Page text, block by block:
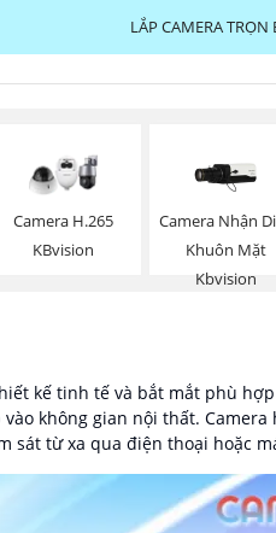
LẮP CAMERA TRỌN
Camera H.265
KBvision
Camera Nhận
Khuôn Mặt
Kbvision
kế tinh tế và bắt mắt phù
không gian nội thất.
sát từ xa qua điện thoại hoặc